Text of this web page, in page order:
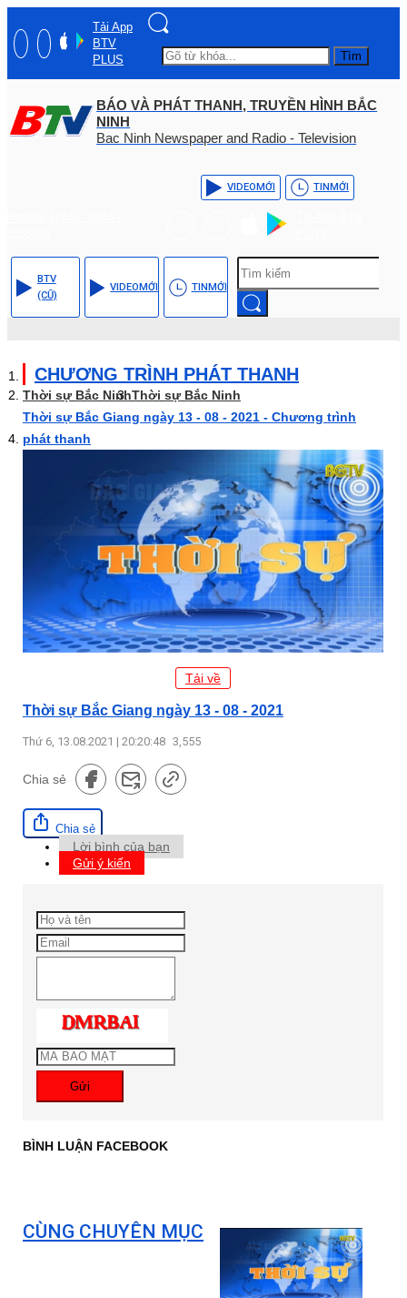
Tải App
BTV
PLUS
Tìm
BÁO VÀ PHÁT THANH, TRUYỀN HÌNH BẮC
NINH
Bac Ninh Newspaper and Radio - Television
VIDEOMỚI TINMỚI
BTV
(CŨ)
VIDEOMỚI TINMỚI
CHƯƠNG TRÌNH PHÁT THANH
Thời sự Bắc NinhThời sự Bắc Ninh
Thời sự Bắc Giang ngày 13 - 08 - 2021 - Chương trình
phát thanh
Tải về
Thời sự Bắc Giang ngày 13 - 08 - 2021
Thứ 6, 13.08.2021 | 20:20:48 3,555
Chia sẻ
Chia sẻ
Lời bình của bạn
Gửi ý kiến
Gửi
BÌNH LUẬN FACEBOOK
CÙNG CHUYÊN MỤC